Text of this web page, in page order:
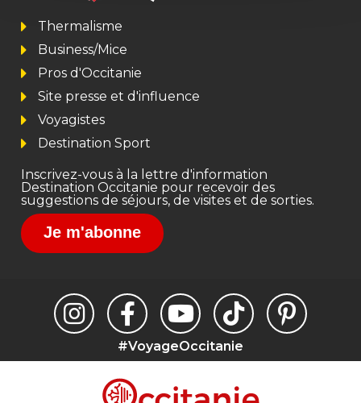
Thermalisme
Business/Mice
Pros d'Occitanie
Site presse et d'influence
Voyagistes
Destination Sport
Inscrivez-vous à la lettre d'information
Destination Occitanie pour recevoir des
suggestions de séjours, de visites et de sorties.
Je m'abonne
#VoyageOccitanie